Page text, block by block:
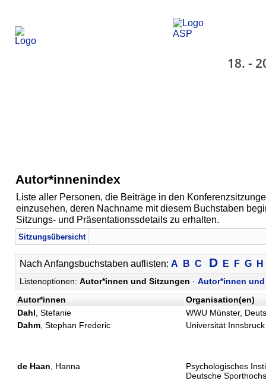
18. -
Autor*innenindex
Liste aller Personen, die Beiträge in den
einzusehen, deren Nachname mit diesem Buchstaben
Sitzungs- und Präsentationssdetails zu erhalten.
Sitzungsübersicht
Nach Anfangsbuchstaben auflisten: A B C D E F G H
Listenoptionen: Autor*innen und Sitzungen · Autor*innen
Autor*innen
Organisation(en)
Dahl, Stefanie
WWU Münster,
Dahm, Stephan Frederic Universität Innsbruck
de Haan, Hanna
Psychologisches
Deutsche